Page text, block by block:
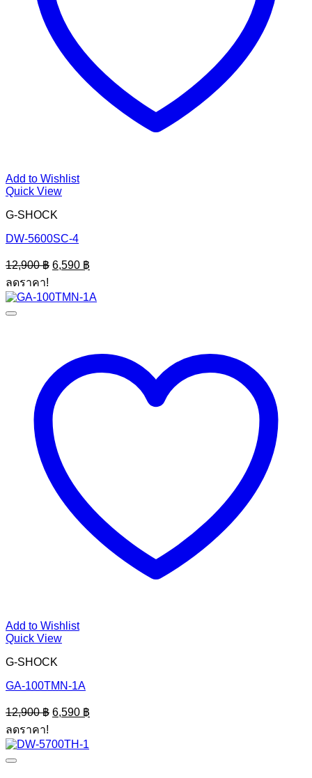
Add to Wishlist
Quick View
G-SHOCK
DW-5600SC-4
12,900฿ Original
price
12,900 ฿.
6,590 ฿
price
6,590 ฿.
ลดราคา!
Add to Wishlist
Quick View
G-SHOCK
GA-100TMN-1A
12,900฿ Original
price
12,900 ฿.
6,590 ฿
price
ลดราคา!